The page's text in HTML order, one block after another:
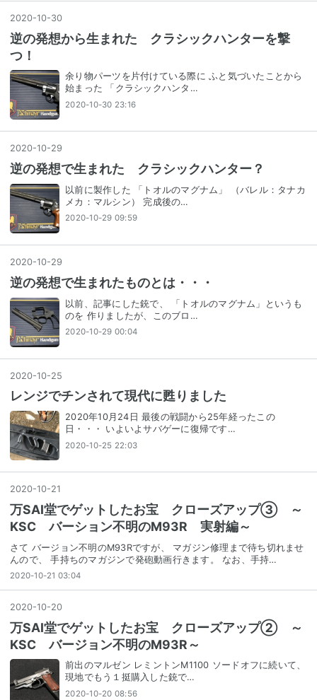
2020-10-30
逆の発想から生まれた クラシックハンターを撃
つ！
余り物パーツを片付けている際に ふと気づいたことから
始まった 「クラシックハンタ…
2020-10-30 23:16
2020-10-29
逆の発想で生まれた クラシックハンター？
以前に製作した 「トオルのマグナム」 （バレル：タナカ
メカ：マルシン） 完成後の…
2020-10-29 09:59
2020-10-29
逆の発想で生まれたものとは・・・
以前、記事にした銃で、 「トオルのマグナム」というも
のを 作りましたが、このブロ…
2020-10-29 00:04
2020-10-25
レンジでチンされて現代に甦りました
2020年10月24日 最後の戦闘から25年経ったこの
日・・・ いよいよサバゲーに復帰です…
2020-10-25 22:03
2020-10-21
万SAI堂でゲットしたお宝 クローズアップ③ ～
KSC バーション不明のM93R 実射編～
さて バージョン不明のM93Rですが、 マガジン修理まで待ち切れませ
んので、 手持ちのマガジンで発砲動画行きます。 なお、手持…
2020-10-21 03:04
2020-10-20
万SAI堂でゲットしたお宝 クローズアップ② ～
KSC バージョン不明のM93R～
前出のマルゼン レミントンM1100 ソードオフに続いて、
現地でもう１挺購入した銃で…
2020-10-20 08:56